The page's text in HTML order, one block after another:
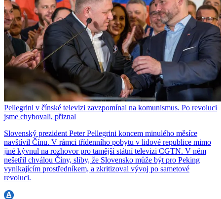
Pellegrini v čínské televizi zavzpomínal na komunismus. Po revoluci
jsme chybovali, přiznal
Slovenský prezident Peter Pellegrini koncem minulého měsíce
navštívil Čínu. V rámci třídenního pobytu v lidové republice mimo
jiné kývnul na rozhovor pro tamější státní televizi CGTN. V něm
nešetřil chválou Číny, sliby, že Slovensko může být pro Peking
vynikajícím prostředníkem, a zkritizoval vývoj po sametové
revoluci.